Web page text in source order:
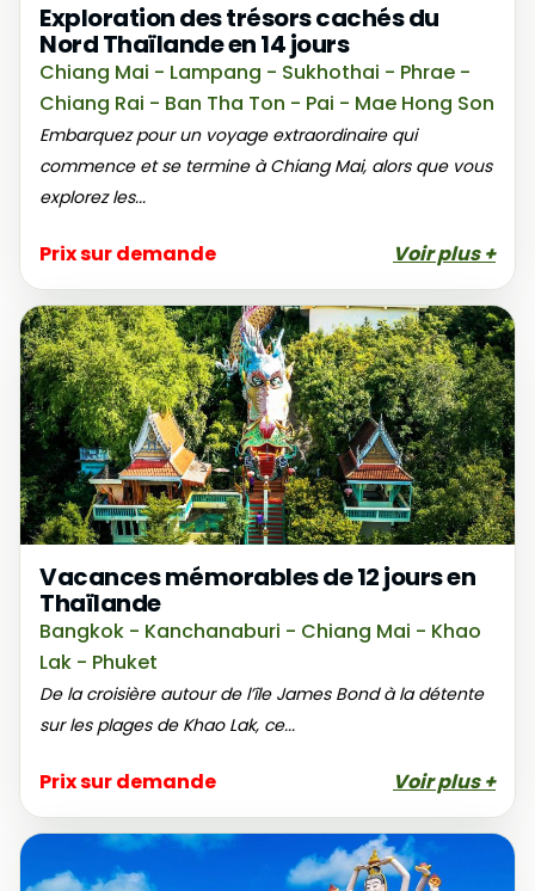
Exploration des trésors cachés du
Nord Thaïlande en 14 jours
Chiang Mai - Lampang - Sukhothai - Phrae -
Chiang Rai - Ban Tha Ton - Pai - Mae Hong Son
Embarquez pour un voyage extraordinaire qui
commence et se termine à Chiang Mai, alors que vous
explorez les...
Prix sur demande Voir plus +
Vacances mémorables de 12 jours en
Thaïlande
Bangkok - Kanchanaburi - Chiang Mai - Khao
Lak - Phuket
De la croisière autour de l’île James Bond à la détente
sur les plages de Khao Lak, ce...
Prix sur demande Voir plus +